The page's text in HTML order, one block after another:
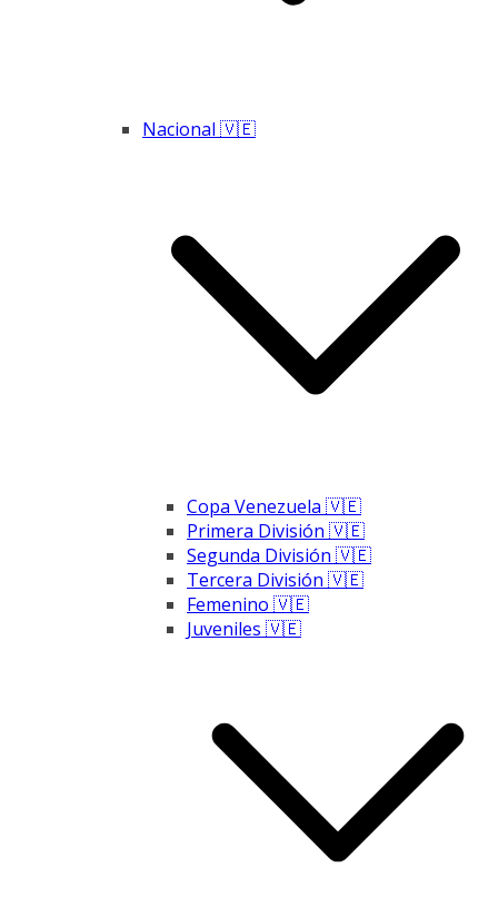
Nacional 🇻🇪
Copa Venezuela 🇻🇪
Primera División 🇻🇪
Segunda División 🇻🇪
Tercera División 🇻🇪
Femenino 🇻🇪
Juveniles 🇻🇪